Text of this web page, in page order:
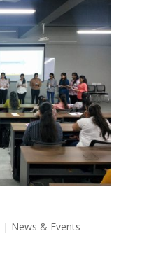
| News & Events